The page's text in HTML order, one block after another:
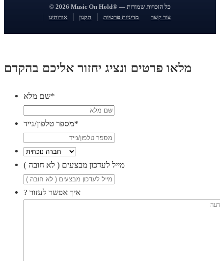
© 2026 Music On Hold® — כל הזכויות שמורות
אודותינו
תקנון מדיניות פרטיות צור קשר
מלאו פרטים ונציג יחזור אליכם בהקדם
שם מלא*
מספר טלפון/נייד*
( מייל לעדכון מבצעים ( לא חובה
? איך אפשר לעזור